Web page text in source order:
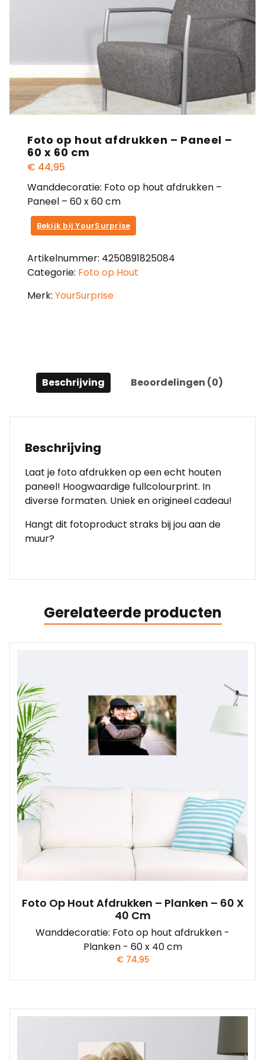
Foto op hout afdrukken – Paneel –
60 x 60 cm
€ 44,95
Wanddecoratie: Foto op hout afdrukken –
Paneel – 60 x 60 cm
Bekijk bij YourSurprise
Artikelnummer: 4250891825084
Categorie: Foto op Hout
Merk: YourSurprise
Beschrijving Beoordelingen (0)
Beschrijving
Laat je foto afdrukken op een echt houten
paneel! Hoogwaardige fullcolourprint. In
diverse formaten. Uniek en origineel cadeau!
Hangt dit fotoproduct straks bij jou aan de
muur?
Gerelateerde producten
Foto Op Hout Afdrukken – Planken – 60 X
40 Cm
Wanddecoratie: Foto op hout afdrukken -
Planken - 60 x 40 cm
€74,95